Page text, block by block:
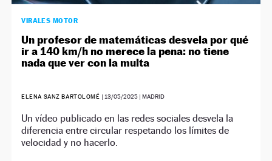
VIRALES MOTOR
Un profesor de matemáticas desvela por qué
ir a 140 km/h no merece la pena: no tiene
nada que ver con la multa
ELENA SANZ BARTOLOMÉ | 13/05/2025| MADRID
Un vídeo publicado en las redes sociales desvela la
diferencia entre circular respetando los límites de
velocidad y no hacerlo.